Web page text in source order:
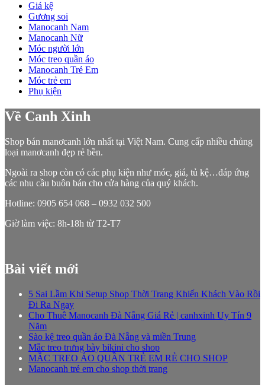
Giá kệ
Gương soi
Manocanh Nam
Manocanh Nữ
Móc người lớn
Móc treo quần áo
Manocanh Trẻ Em
Móc trẻ em
Phụ kiện
Về Canh Xinh
Shop bán manơcanh lớn nhất tại Việt Nam. Cung cấp nhiều chủng
loại manơcanh đẹp rẻ bền.
Ngoài ra shop còn có các phụ kiện như móc, giá, tủ kệ…đáp ứng
các nhu cầu buôn bán cho cửa hàng của quý khách.
Hotline: 0905 654 068 – 0932 032 500
Giờ làm việc: 8h-18h từ T2-T7
Bài viết mới
5 Sai Lầm Khi Setup Shop Thời Trang Khiến Khách Vào Rồi
Đi Ra Ngay
Cho Thuê Manocanh Đà Nẵng Giá Rẻ | canhxinh Uy Tín 9
Năm
Sào kệ treo quần áo Đà Nẵng và miền Trung
Mắc treo trưng bày bikini cho shop
MẮC TREO ÁO QUẦN TRẺ EM RẺ CHO SHOP
Manocanh trẻ em cho shop thời trang